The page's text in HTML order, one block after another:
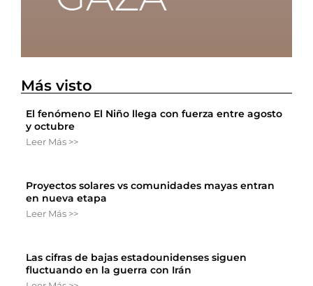
Más visto
El fenómeno El Niño llega con fuerza entre agosto
y octubre
Leer Más >>
Proyectos solares vs comunidades mayas entran
en nueva etapa
Leer Más >>
Las cifras de bajas estadounidenses siguen
fluctuando en la guerra con Irán